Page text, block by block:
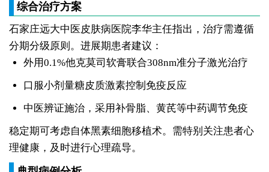
综合治疗方案
石家庄远大中医皮肤病医院李华主任指出，治疗需遵循
分期分级原则。进展期患者建议：
外用0.1%他克莫司软膏联合308nm准分子激光治疗
口服小剂量糖皮质激素控制免疫反应
中医辨证施治，采用补骨脂、黄芪等中药调节免疫
稳定期可考虑自体黑素细胞移植术。需特别关注患者心
理健康，及时进行心理疏导。